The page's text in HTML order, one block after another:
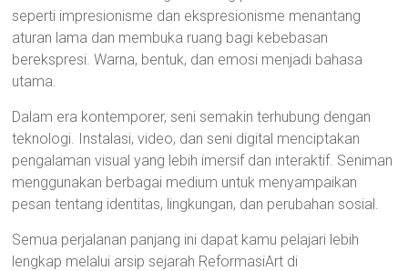
seperti impresionisme dan ekspresionisme menantang
aturan lama dan membuka ruang bagi kebebasan
berekspresi. Warna, bentuk, dan emosi menjadi bahasa
utama.
Dalam era kontemporer, seni semakin terhubung dengan
teknologi. Instalasi, video, dan seni digital menciptakan
pengalaman visual yang lebih imersif dan interaktif. Seniman
menggunakan berbagai medium untuk menyampaikan
pesan tentang identitas, lingkungan, dan perubahan sosial.
Semua perjalanan panjang ini dapat kamu pelajari lebih
lengkap melalui arsip sejarah ReformasiArt di